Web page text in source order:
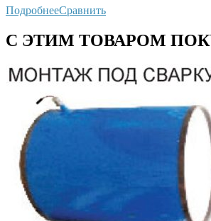
ПодробнееСравнить
С ЭТИМ ТОВАРОМ